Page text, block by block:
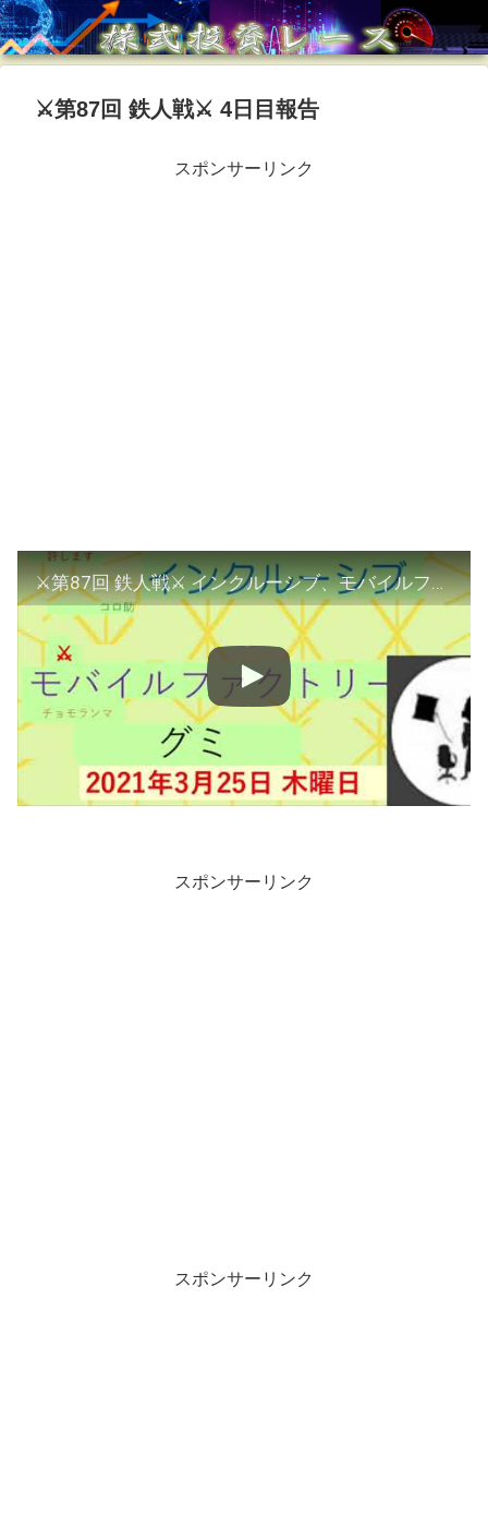
⚔第87回 鉄人戦⚔ 4日目報告
スポンサーリンク
⚔第87回 鉄人戦⚔ インクルーシブ、モバイルファクトリー、グミ
スポンサーリンク
スポンサーリンク